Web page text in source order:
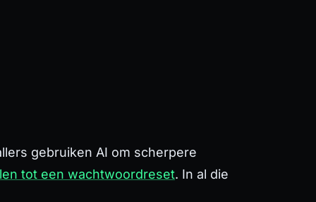
gebruiken AI om scherpere
tot een wachtwoordreset. In al die